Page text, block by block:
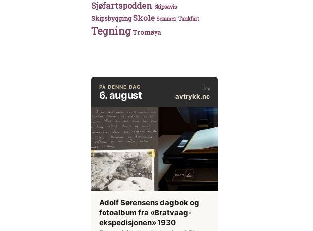
Sjøfartspodden Skipsavis
Skipsbygging Skole Sommer Tankfart
Tegning Tromøya